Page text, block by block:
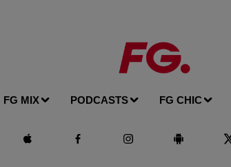
FG MIX PODCASTS FG CHIC